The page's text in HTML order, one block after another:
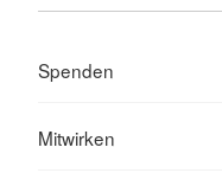
Spenden
Mitwirken